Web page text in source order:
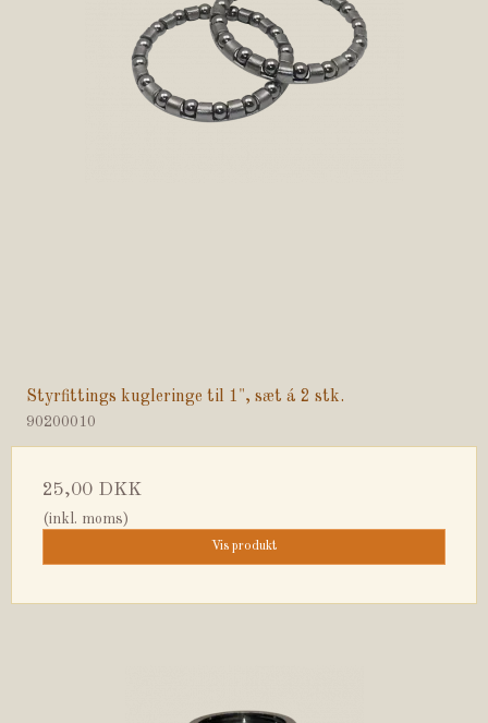
Styrfittings kugleringe til 1", sæt á 2 stk.
90200010
25,00 DKK
(inkl. moms)
Vis produkt